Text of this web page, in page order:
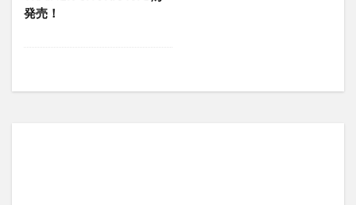
発売！